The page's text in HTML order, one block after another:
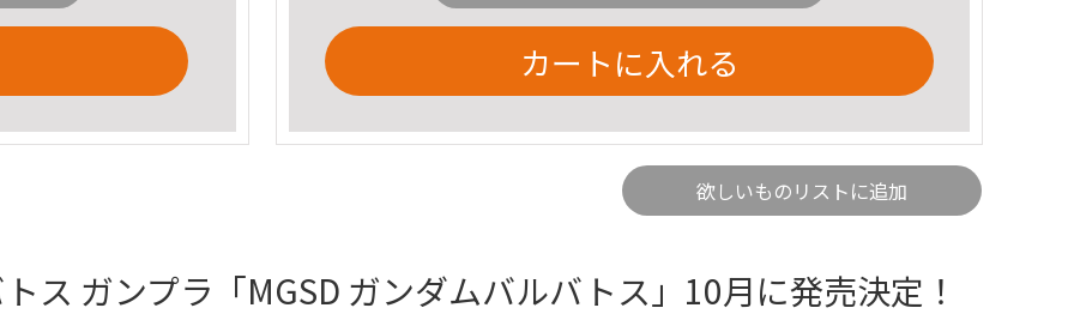
カートに入れる
欲しいものリストに追加
ス ガンプラ「MGSD ガンダムバルバトス」10月に発売決定！